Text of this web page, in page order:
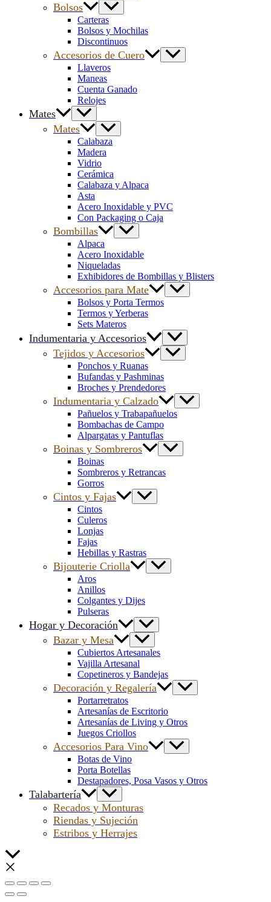
Bolsos
Carteras
Bolsos y Mochilas
Discontinuos
Accesorios de Cuero
Llaveros
Maneas
Cuenta Ganado
Relojes
Mates
Mates
Calabaza
Madera
Vidrio
Cerámica
Calabaza y Alpaca
Asta
Acero Inoxidable y PVC
Con Packaging o Caja
Bombillas
Alpaca
Acero Inoxidable
Niqueladas
Exhibidores de Bombillas y Blisters
Accesorios para Mate
Bolsos y Porta Termos
Termos y Yerberas
Sets Materos
Indumentaria y Accesorios
Tejidos y Accesorios
Ponchos y Ruanas
Bufandas y Pashminas
Broches y Prendedores
Indumentaria y Calzado
Pañuelos y Trabapañuelos
Bombachas de Campo
Alpargatas y Pantuflas
Boinas y Sombreros
Boinas
Sombreros y Retrancas
Gorros
Cintos y Fajas
Cintos
Culeros
Lonjas
Fajas
Hebillas y Rastras
Bijouterie Criolla
Aros
Anillos
Colgantes y Dijes
Pulseras
Hogar y Decoración
Bazar y Mesa
Cubiertos Artesanales
Vajilla Artesanal
Copetineros y Bandejas
Decoración y Regalería
Portarretratos
Artesanías de Escritorio
Artesanías de Living y Otros
Juegos Criollos
Accesorios Para Vino
Botas de Vino
Porta Botellas
Destapadores, Posa Vasos y Otros
Talabartería
Recados y Monturas
Riendas y Sujeción
Estribos y Herrajes